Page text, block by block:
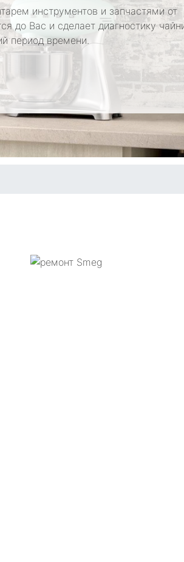
инструментов и запчастями от
до Вас и сделает диагностику
период времени.